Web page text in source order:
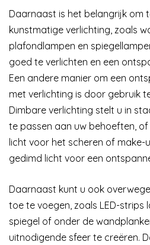
Daarnaast is het belangrijk om
kunstmatige verlichting, zoals
plafondlampen en
goed te verlichten en een
Een andere manier om een
met verlichting is door gebruik
Dimbare verlichting stelt u in
te passen aan uw behoeften,
licht voor het scheren of make-
gedimd licht voor een
Daarnaast kunt u ook
toe te voegen, zoals LED-strips
spiegel of onder de
uitnodigende sfeer te creëren.